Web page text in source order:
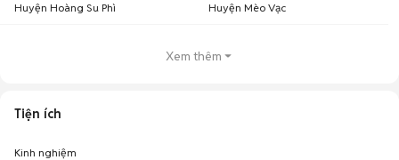
Huyện Hoàng Su Phì Huyện Mèo Vạc
Xem thêm
Tiện ích
Kinh nghiệm